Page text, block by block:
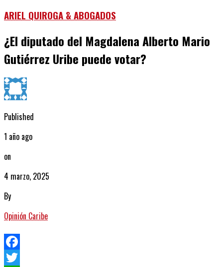
ARIEL QUIROGA & ABOGADOS
¿El diputado del Magdalena Alberto Mario
Gutiérrez Uribe puede votar?
Published
1 año ago
on
4 marzo, 2025
By
Opinión Caribe
Facebook